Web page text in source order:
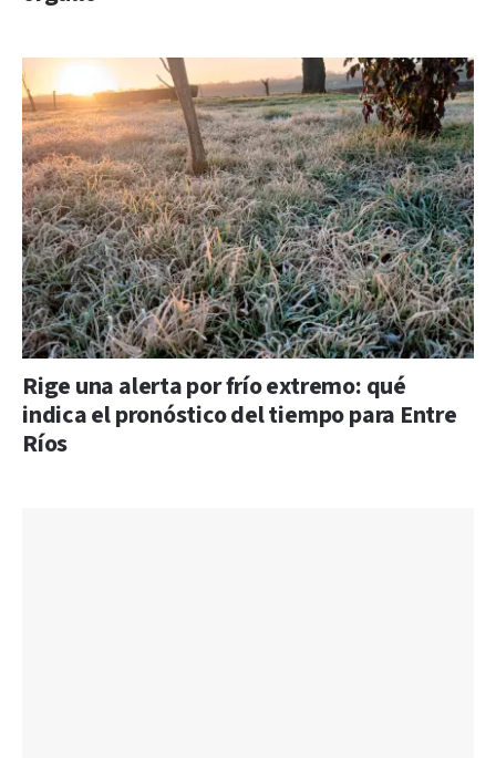
Rige una alerta por frío extremo: qué
indica el pronóstico del tiempo para Entre
Ríos